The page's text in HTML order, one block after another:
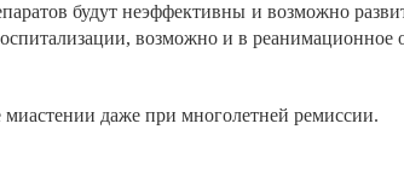
будут неэффективны и возможно
возможно и в реанимационное
даже при многолетней ремиссии.